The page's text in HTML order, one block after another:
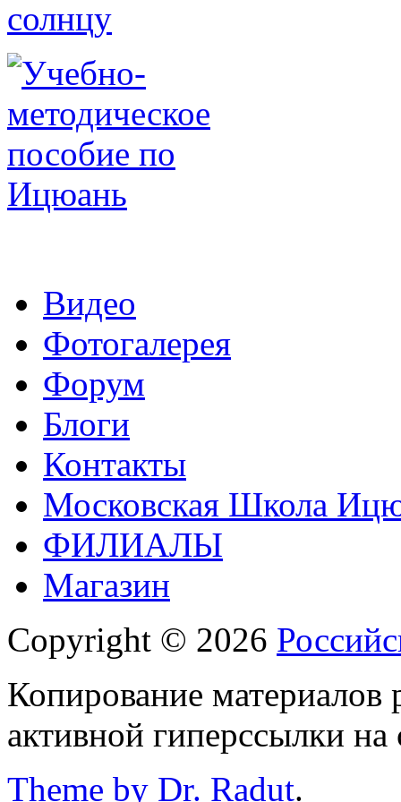
Видео
Фотогалерея
Форум
Блоги
Контакты
Московская Школа
ФИЛИАЛЫ
Магазин
Copyright © 2026
Копирование материалов
активной гиперссылки
Theme by Dr. Radut.